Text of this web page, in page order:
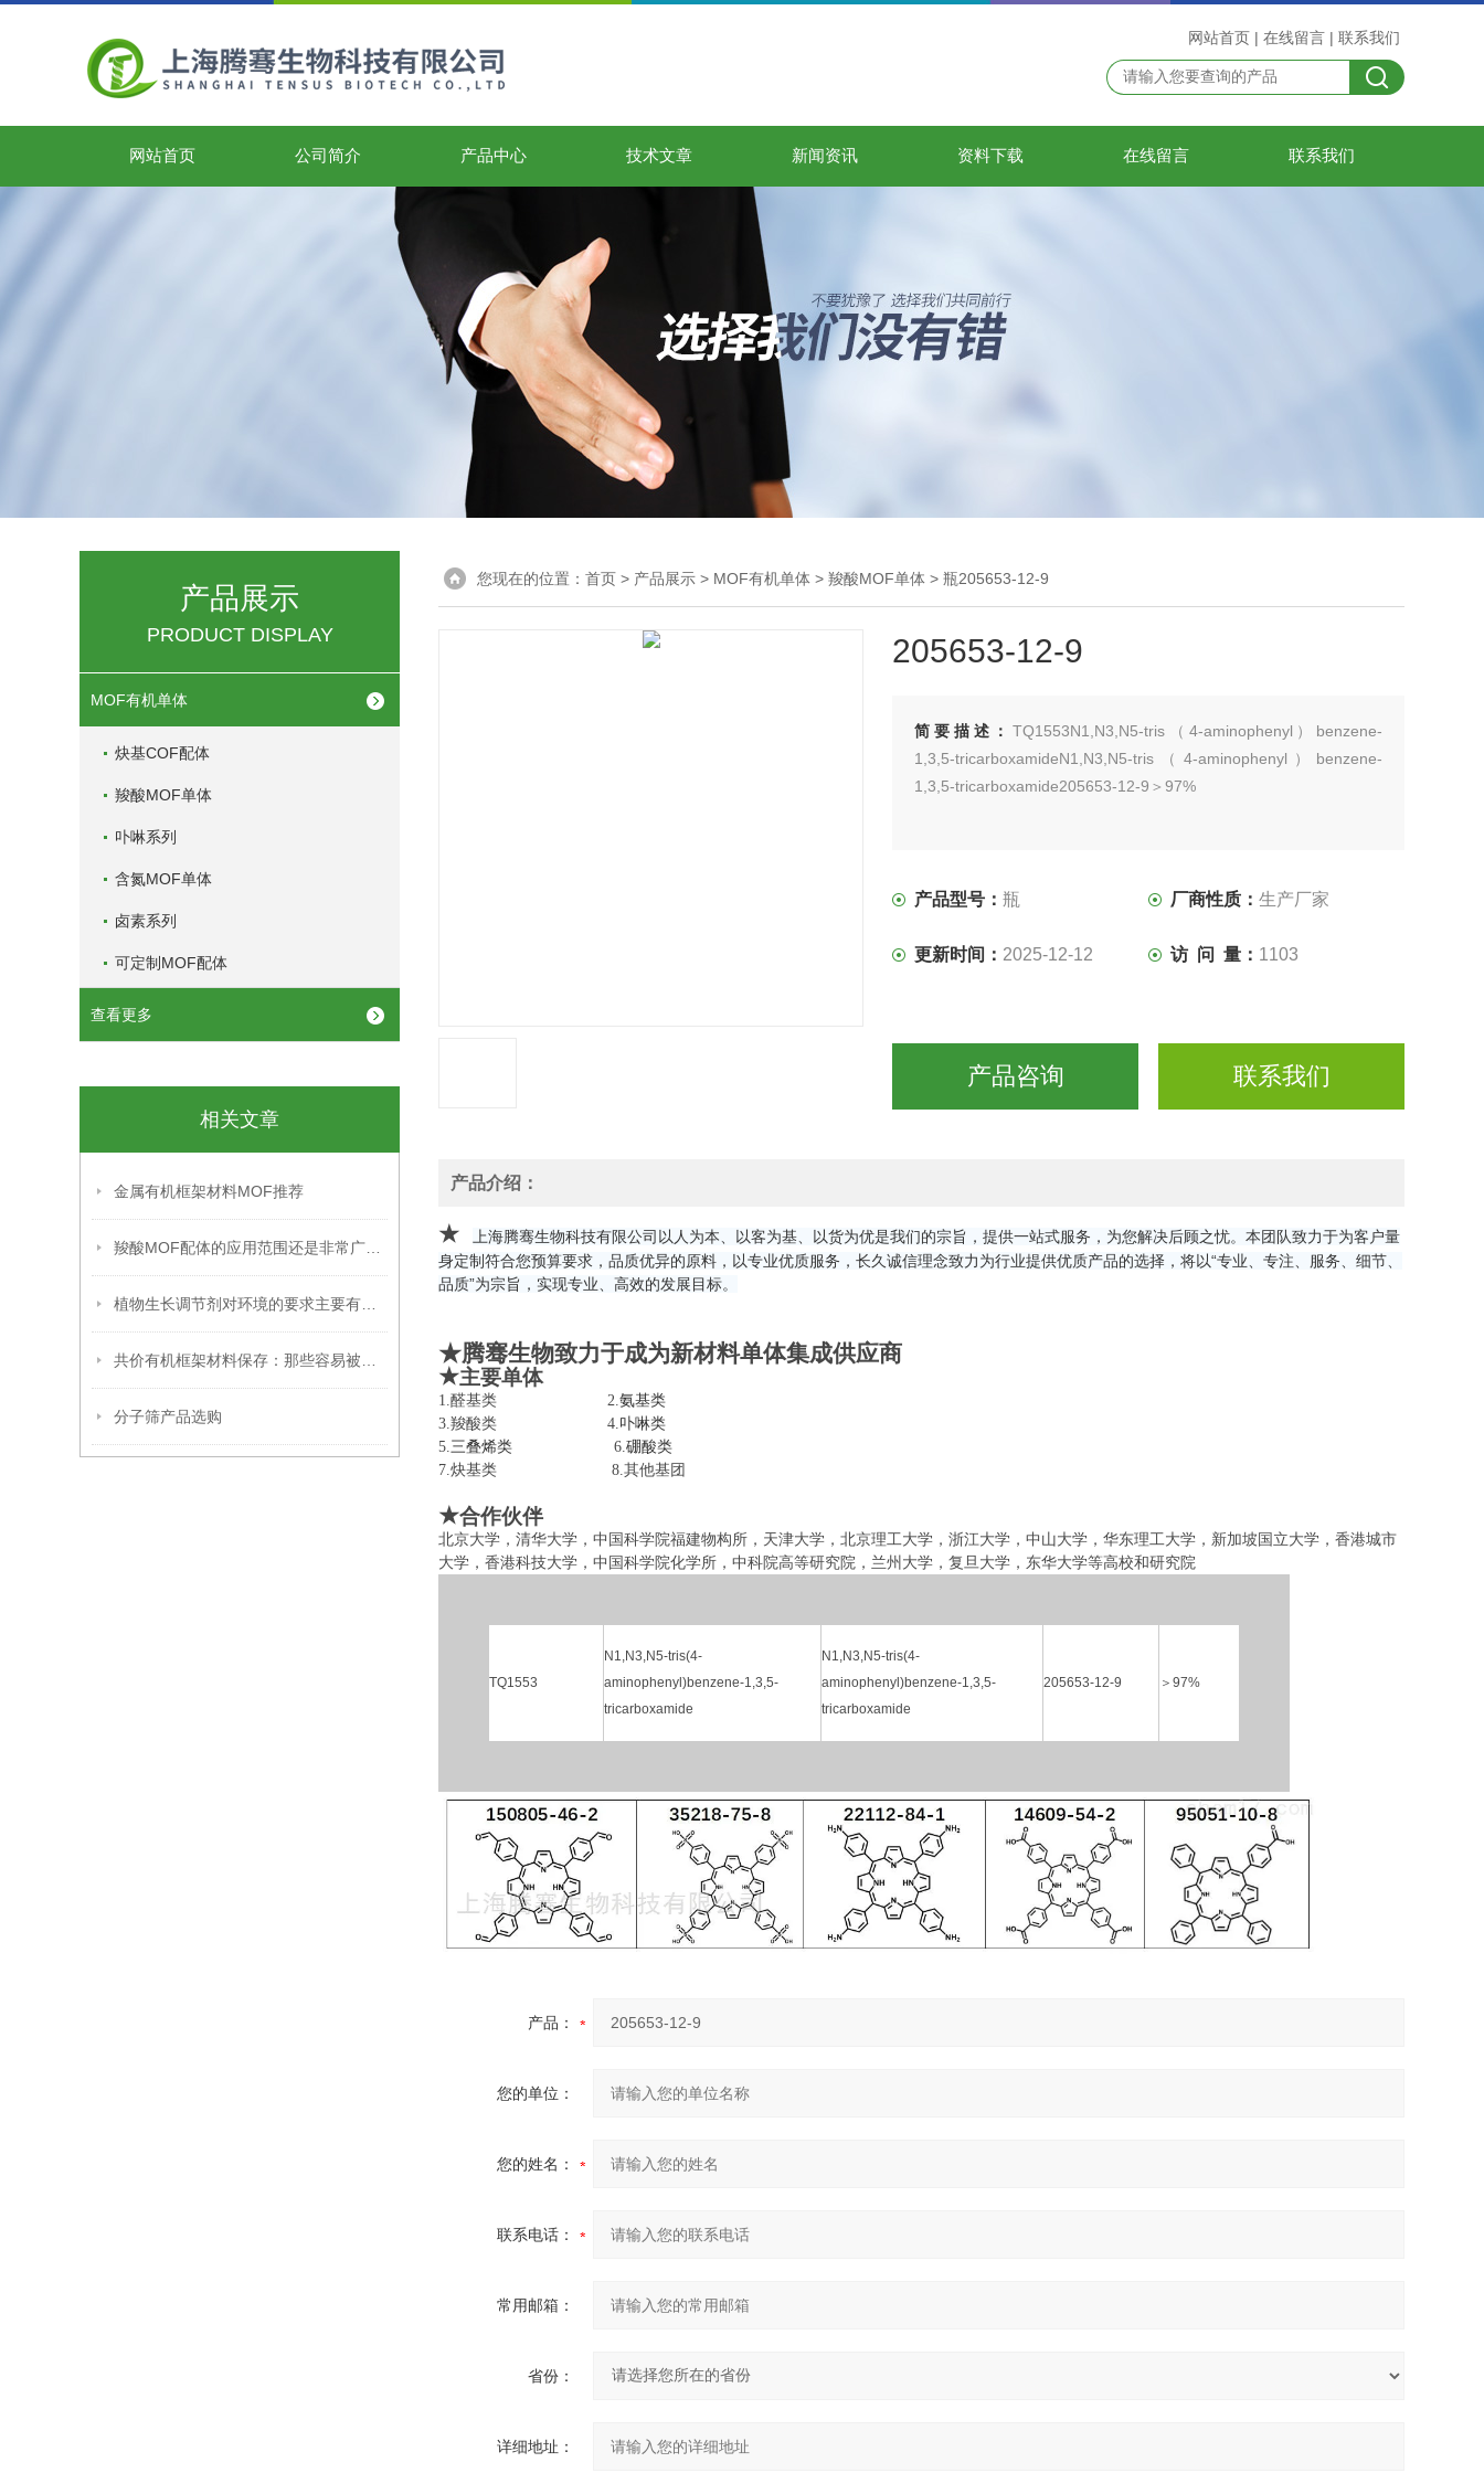
网站首页 | 在线留言 | 联系我们
网站首页 公司简介 产品中心 技术文章 新闻资讯 资料下载 在线留言 联系我们
产品展示
PRODUCT DISPLAY
MOF有机单体
炔基COF配体
羧酸MOF单体
卟啉系列
含氮MOF单体
卤素系列
可定制MOF配体
查看更多
相关文章
金属有机框架材料MOF推荐
分子筛产品选购
您现在的位置： 首页 > 产品展示 > MOF有机单体 > 羧酸MOF单体 > 瓶205653-12-9
205653-12-9
简要描述： TQ1553N1,N3,N5-tris（4-aminophenyl）benzene-
1,3,5-tricarboxamideN1,N3,N5-tris（4-aminophenyl）benzene-
1,3,5-tricarboxamide205653-12-9＞97%
产品型号：瓶 厂商性质：生产厂家
更新时间： 2025-12-12 访 问 量： 1103
产品咨询 联系我们
产品介绍：
★
上海腾骞生物科技有限公司以人为本、以客为基、以货为优是我们的宗旨，提供一站式服务，为您解决后顾之忧。本团队致力于为客户量
身定制符合您预算要求，品质优异的原料，以专业优质服务，长久诚信理念致力为行业提供优质产品的选择，将以“专业、专注、服务、细节、
品质”为宗旨，实现专业、高效的发展目标。
★腾骞生物致力于成为新材料单体集成供应商
★主要单体
1.醛基类 2.氨基类
3.羧酸类 4.卟啉类
5.三叠烯类 6.硼酸类
7.炔基类 8.其他基团
★合作伙伴
北京大学，清华大学，中国科学院福建物构所， 天津大学，北京理工大学， 浙江大学，中山大学，华东理工大学 ， 新加坡国立大学，香港城市
大学，香港科技大学，中国科学院化学所，中科院高等研究院，兰州大学，复旦大学，东华大学等高校和研究院
TQ1553
N1,N3,N5-tris(4-
aminophenyl)benzene-1,3,5-
tricarboxamide
N1,N3,N5-tris(4-
aminophenyl)benzene-1,3,5-
tricarboxamide
205653-12-9 ＞ 97%
产品：
您的单位：
您的姓名：
联系电话：
常用邮箱：
省份：
详细地址：